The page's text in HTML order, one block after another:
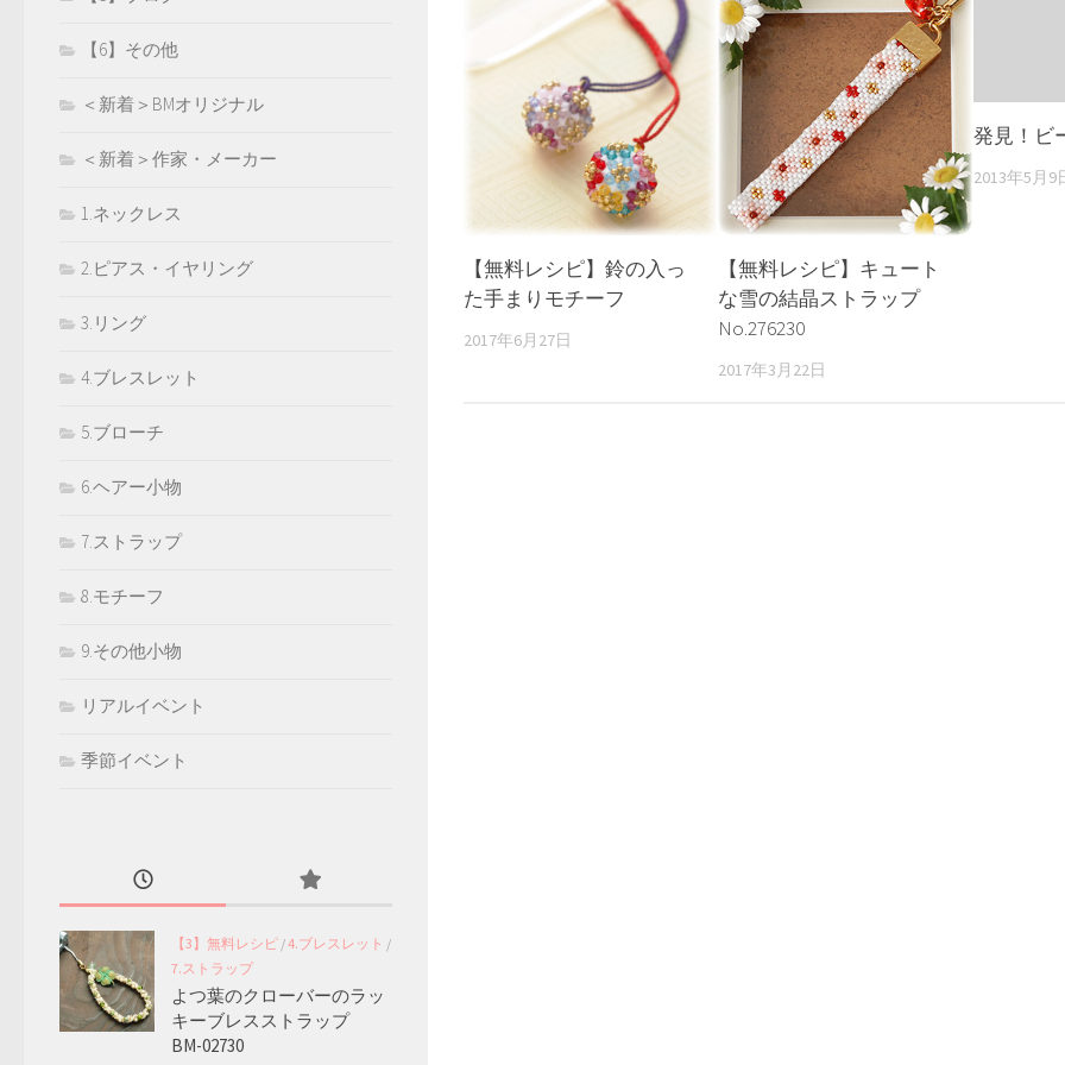
【無料レシピ】鈴の入っ
た手まりモチーフ
2017年6月27日
【無料レシピ】キュート
な雪の結晶ストラップ
No.276230
2017年3月22日
発見！ビ
2013年5月9
【6】その他
＜新着＞BMオリジナル
＜新着＞作家・メーカー
1.ネックレス
2.ピアス・イヤリング
3.リング
4.ブレスレット
5.ブローチ
6.ヘアー小物
7.ストラップ
8.モチーフ
9.その他小物
リアルイベント
季節イベント
【3】無料レシピ /4.ブレスレット /
7.ストラップ
よつ葉のクローバーのラッ
キーブレスストラップ
BM-02730